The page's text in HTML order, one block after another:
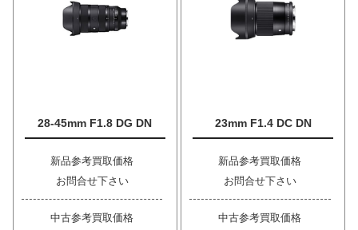
28-45mm F1.8 DG DN
新品参考買取価格
お問合せ下さい
中古参考買取価格
23mm F1.4 DC DN
新品参考買取価格
お問合せ下さい
中古参考買取価格